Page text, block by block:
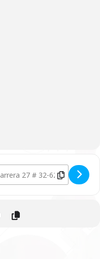
semanal de Yu-Gi-
Address - Torneo